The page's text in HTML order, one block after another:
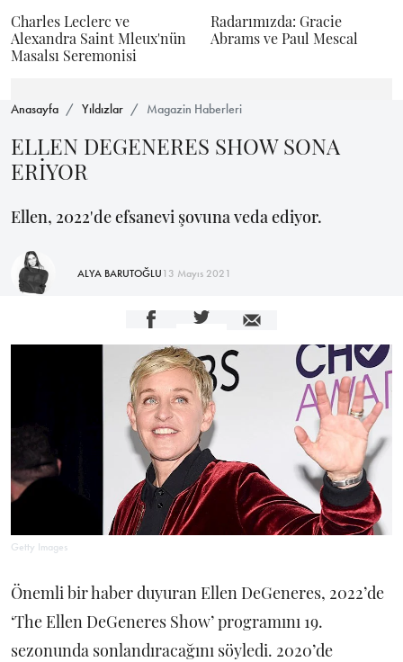
Charles Leclerc ve
Alexandra Saint Mleux'nün
Masalsı Seremonisi
Radarımızda: Gracie
Abrams ve Paul Mescal
Anasayfa Yıldızlar Magazin Haberleri
ELLEN DEGENERES SHOW SONA
ERİYOR
Ellen, 2022'de efsanevi şovuna veda ediyor.
ALYA BARUTOĞLU13 Mayıs 2021
Getty Images
Önemli bir haber duyuran Ellen DeGeneres, 2022’de
‘The Ellen DeGeneres Show’ programını 19.
sezonunda sonlandıracağını söyledi. 2020’de